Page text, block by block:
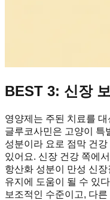
BEST 3: 신장
영양제는 주된 치료를
글루코사민은 고양이 특
성분이라 요로 점막 건
있어요. 신장 건강 쪽에
항산화 성분이 만성 신
유지에 도움이 될 수 있
보조적인 수준이고, 다